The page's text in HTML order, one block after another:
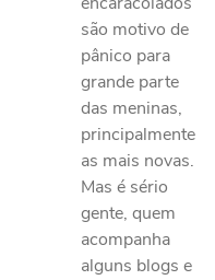
são motivo de
pânico para
grande parte
das meninas,
principalmente
as mais novas.
Mas é sério
gente, quem
acompanha
alguns blogs e